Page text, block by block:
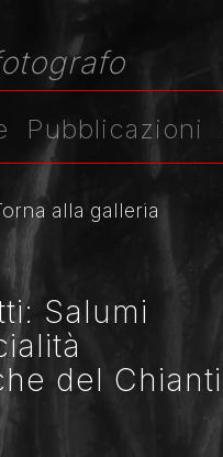
Pubblicazioni
alla galleria
Salumi
del Chianti